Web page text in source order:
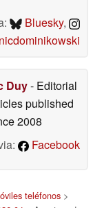
Bluesky,
Duy- Editorial
published
2008
Facebook
teléfonos >